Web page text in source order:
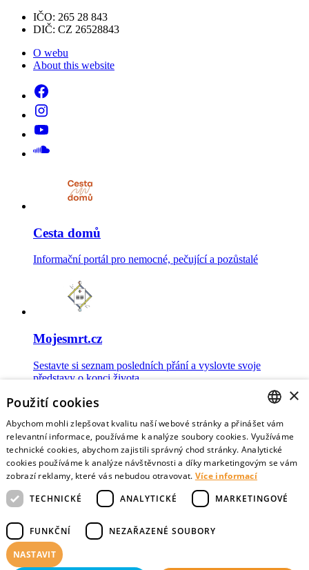
IČO: 265 28 843
DIČ: CZ 26528843
O webu
About this website
Cesta domů
Informační portál pro nemocné, pečující a pozůstalé
Mojesmrt.cz
Sestavte si seznam posledních přání a vyslovte svoje
představy o konci života
Data o umírání
Nejnovější data o postojích veřejnosti a zdravotníků k umírání
Virtuální vzpomínky
CZECH
ENGLISH
×
Použití cookies
Abychom mohli zlepšovat kvalitu naší webové stránky a přinášet vám
relevantní informace, používáme k analýze soubory cookies. Využíváme
technické cookies, abychom zajistili správný chod stránky. Analytické
cookies používáme k analýze návštěvnosti a díky marketingovým se vám
zobrazí reklamy, které vás nebudou otravovat. Více informací
TECHNICKÉ
ANALYTICKÉ MARKETINGOVÉ
FUNKČNÍ NEZAŘAZENÉ SOUBORY
NASTAVIT